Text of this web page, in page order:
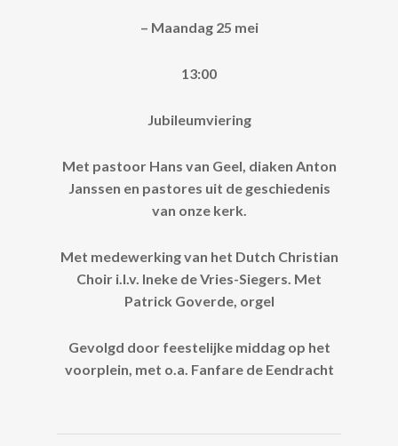
– Maandag 25 mei
13:00
Jubileumviering
Met pastoor Hans van Geel, diaken Anton
Janssen en pastores uit de geschiedenis
van onze kerk.
Met medewerking van het Dutch Christian
Choir i.l.v. Ineke de Vries-Siegers. Met
Patrick Goverde, orgel
Gevolgd door feestelijke middag op het
voorplein, met o.a. Fanfare de Eendracht